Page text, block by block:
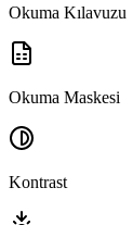
Okuma Kılavuzu
Okuma Maskesi
Kontrast